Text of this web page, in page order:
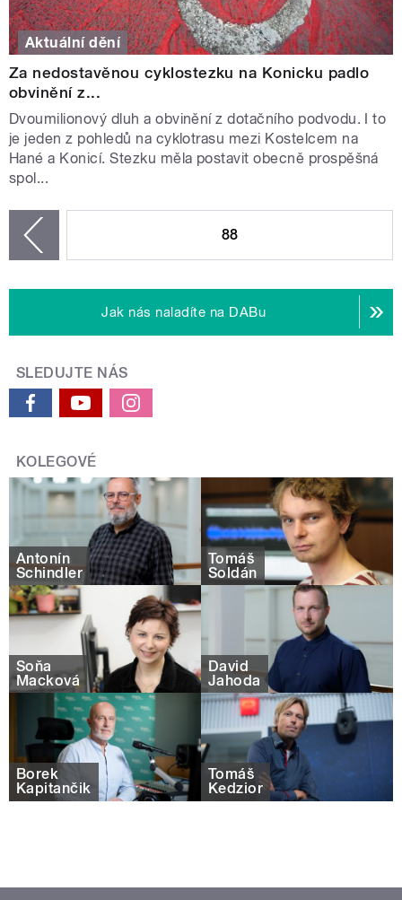
Aktuální dění
Za nedostavěnou cyklostezku na Konicku padlo
obvinění z...
Dvoumilionový dluh a obvinění z dotačního podvodu. I to
je jeden z pohledů na cyklotrasu mezi Kostelcem na
Hané a Konicí. Stezku měla postavit obecně prospěšná
spol...
88
Jak nás naladíte na DABu
SLEDUJTE NÁS
KOLEGOVÉ
Antonín
Schindler
Tomáš
Soldán
Soňa
Macková
David
Jahoda
Borek
Kapitančik
Tomáš
Kedzior